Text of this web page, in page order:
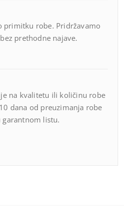
primitku robe. Pridržavamo
prethodne najave.
na kvalitetu ili količinu robe
dana od preuzimanja robe
listu.